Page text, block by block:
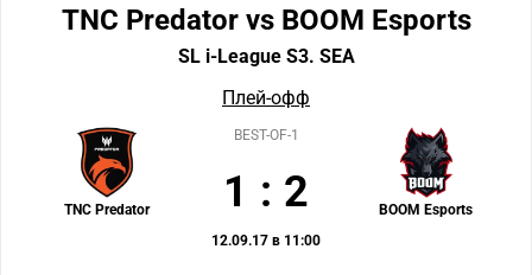
TNC Predator vs BOOM Esports
SL i-League S3. SEA
Плей-офф
TNC Predator BOOM Esports
BEST-OF-1
1 : 2
12.09.17 в 11:00